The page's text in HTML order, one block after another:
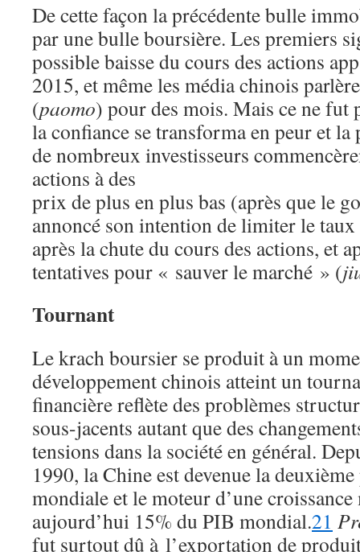
De cette façon la précédente bulle
par une bulle boursière. Les premiers
possible baisse du cours des actions
2015, et même les média chinois
(paomo) pour des mois. Mais ce ne fut
la confiance se transforma en peur et la
de nombreux investisseurs
actions à des
prix de plus en plus bas (après que le
annoncé son intention de limiter le
après la chute du cours des actions, et
tentatives pour « sauver le marché » (
Tournant
Le krach boursier se produit à un
développement chinois atteint un
financière reflète des problèmes
sous-jacents autant que des
tensions dans la société en général.
1990, la Chine est devenue la
mondiale et le moteur d’une
aujourd’hui 15% du PIB mondial.21
fut surtout dû à l’exportation de